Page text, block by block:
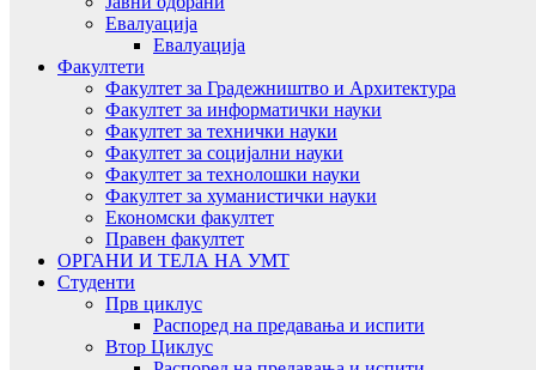
Евалуација
Евалуација
Факултети
Факултет за Градежништво и Архитектура
Факултет за информатички науки
Факултет за технички науки
Факултет за социјални науки
Факултет за технолошки науки
Факултет за хуманистички науки
Економски факултет
Правен факултет
ОРГАНИ И ТЕЛА НА УМТ
Студенти
Прв циклус
Распоред на предавањa и испити
Втор Циклус